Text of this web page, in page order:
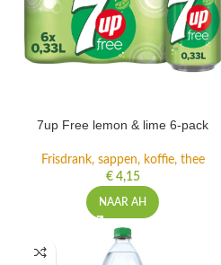
7up Free lemon & lime 6-pack
Frisdrank, sappen, koffie, thee
€4,15
NAAR AH